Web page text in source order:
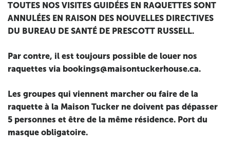
TOUTES NOS VISITES GUIDÉES EN RAQUETTES SONT
ANNULÉES EN RAISON DES NOUVELLES DIRECTIVES
DU BUREAU DE SANTÉ DE PRESCOTT RUSSELL.
Par contre, il est toujours possible de louer nos
raquettes via bookings@maisontuckerhouse.ca.
Les groupes qui viennent marcher ou faire de la
raquette à la Maison Tucker ne doivent pas dépasser
5 personnes et être de la même résidence. Port du
masque obligatoire.